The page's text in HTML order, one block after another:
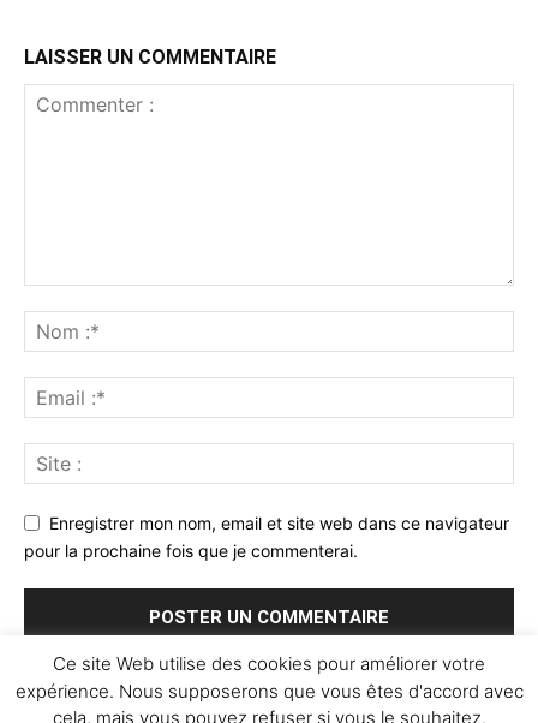
LAISSER UN COMMENTAIRE
Enregistrer mon nom, email et site web dans ce navigateur
pour la prochaine fois que je commenterai.
Ce site Web utilise des cookies pour améliorer votre
expérience. Nous supposerons que vous êtes d'accord avec
cela, mais vous pouvez refuser si vous le souhaitez.